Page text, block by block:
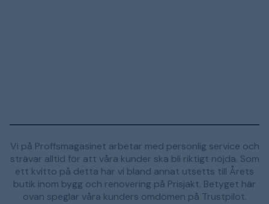
Vi på Proffsmagasinet arbetar med personlig service och
strävar alltid för att våra kunder ska bli riktigt nöjda. Som
ett kvitto på detta har vi bland annat utsetts till Årets
butik inom bygg och renovering på Prisjakt. Betyget här
ovan speglar våra kunders omdömen på Trustpilot.